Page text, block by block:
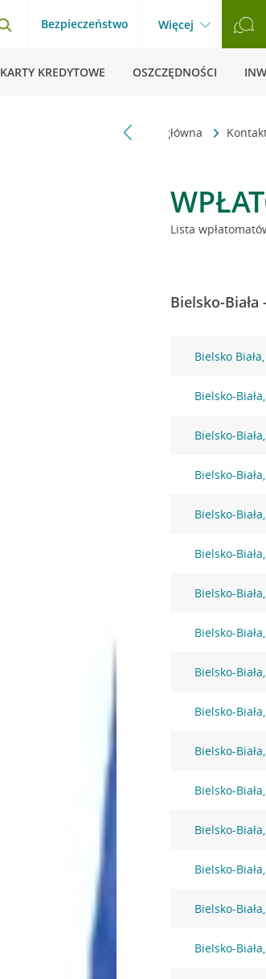
Bezpieczeństwo Więcej
KARTY KREDYTOWE OSZCZĘDNOŚCI
Strona główna
Lista
Bielsko-
Bielsko
Bielsko-
Bielsko-
Bielsko-
Bielsko-
Bielsko-
Bielsko-
Bielsko-
Bielsko-
Bielsko-
Bielsko-
Bielsko-
Bielsko-
Bielsko-
Bielsko-
Bielsko-